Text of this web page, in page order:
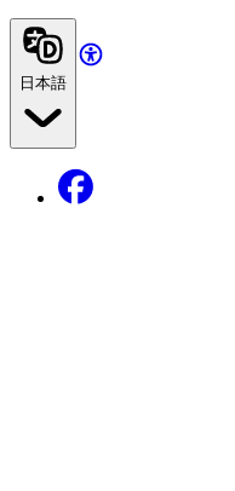
日本語
Facebook